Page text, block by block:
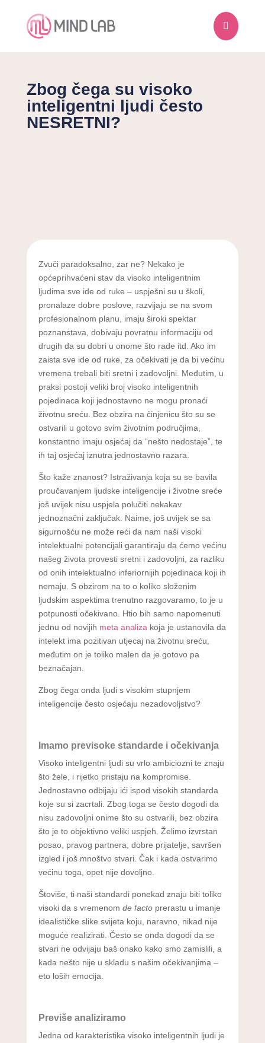

Zbog čega su visoko
inteligentni ljudi često
NESRETNI?
Zvuči paradoksalno, zar ne? Nekako je
općeprihvaćeni stav da visoko inteligentnim
ljudima sve ide od ruke – uspješni su u školi,
pronalaze dobre poslove, razvijaju se na svom
profesionalnom planu, imaju široki spektar
poznanstava, dobivaju povratnu informaciju od
drugih da su dobri u onome što rade itd. Ako im
zaista sve ide od ruke, za očekivati je da bi većinu
vremena trebali biti sretni i zadovoljni. Međutim, u
praksi postoji veliki broj visoko inteligentnih
pojedinaca koji jednostavno ne mogu pronaći
životnu sreću. Bez obzira na činjenicu što su se
ostvarili u gotovo svim životnim područjima,
konstantno imaju osjećaj da “nešto nedostaje”, te
ih taj osjećaj iznutra jednostavno razara.
Što kaže znanost? Istraživanja koja su se bavila
proučavanjem ljudske inteligencije i životne sreće
još uvijek nisu uspjela polučiti nekakav
jednoznačni zaključak. Naime, još uvijek se sa
sigurnošću ne može reći da nam naši visoki
intelektualni potencijali garantiraju da ćemo većinu
našeg života provesti sretni i zadovoljni, za razliku
od onih intelektualno inferiornijih pojedinaca koji ih
nemaju. S obzirom na to o koliko složenim
ljudskim aspektima trenutno razgovaramo, to je u
potpunosti očekivano. Htio bih samo napomenuti
jednu od novijih meta analiza koja je ustanovila da
intelekt ima pozitivan utjecaj na životnu sreću,
međutim on je toliko malen da je gotovo pa
beznačajan.
Zbog čega onda ljudi s visokim stupnjem
inteligencije često osjećaju nezadovoljstvo?
Imamo previsoke standarde i očekivanja
Visoko inteligentni ljudi su vrlo ambiciozni te znaju
što žele, i rijetko pristaju na kompromise.
Jednostavno odbijaju ići ispod visokih standarda
koje su si zacrtali. Zbog toga se često dogodi da
nisu zadovoljni onime što su ostvarili, bez obzira
što je to objektivno veliki uspjeh. Želimo izvrstan
posao, pravog partnera, dobre prijatelje, savršen
izgled i još mnoštvo stvari. Čak i kada ostvarimo
većinu toga, opet nije dovoljno.
Štoviše, ti naši standardi ponekad znaju biti toliko
visoki da s vremenom de factoprerastu u imanje
idealističke slike svijeta koju, naravno, nikad nije
moguće realizirati. Često se onda dogodi da se
stvari ne odvijaju baš onako kako smo zamislili, a
kada nešto nije u skladu s našim očekivanjima –
eto loših emocija.
Previše analiziramo
Jedna od karakteristika visoko inteligentnih ljudi je